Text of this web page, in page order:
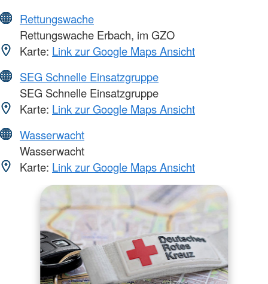
Rettungswache
Rettungswache Erbach, im GZO
Karte: Link zur Google Maps Ansicht
SEG Schnelle Einsatzgruppe
SEG Schnelle Einsatzgruppe
Karte: Link zur Google Maps Ansicht
Wasserwacht
Wasserwacht
Karte: Link zur Google Maps Ansicht